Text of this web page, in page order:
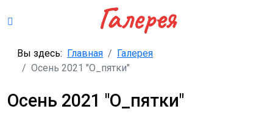
Галерея
Вы здесь: Главная
Галерея
Осень 2021 "О_пятки"
Осень 2021 "О_пятки"